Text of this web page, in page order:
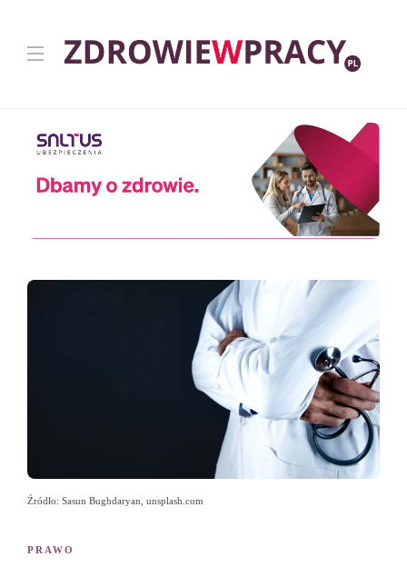
Źródło: Sasun Bughdaryan, unsplash.com
PRAWO